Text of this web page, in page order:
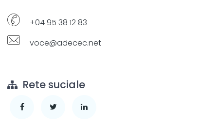
+04 95 38 12 83
voce@adecec.net
Rete suciale